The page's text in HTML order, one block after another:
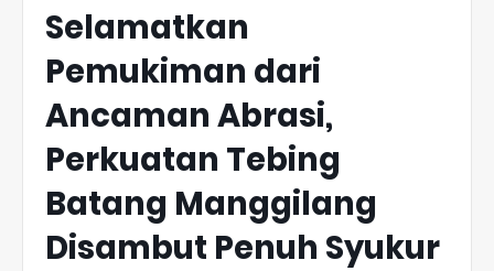
Selamatkan
Pemukiman dari
Ancaman Abrasi,
Perkuatan Tebing
Batang Manggilang
Disambut Penuh Syukur